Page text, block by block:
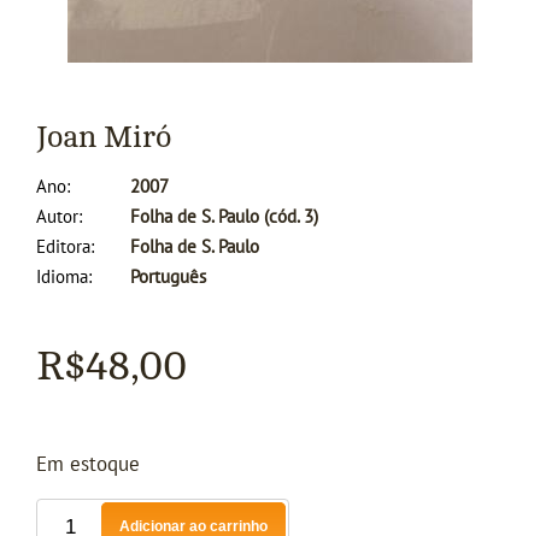
Joan Miró
Ano
2007
Autor
Folha de S. Paulo (cód. 3)
Editora
Folha de S. Paulo
Idioma
Português
R$48,00
Em estoque
Adicionar ao carrinho